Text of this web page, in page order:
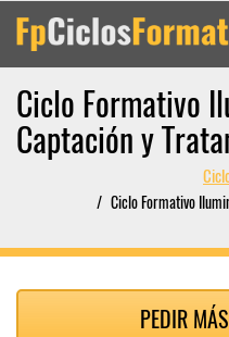
Ciclo Formativo
Captación y
Ciclo Formativo
PEDIR